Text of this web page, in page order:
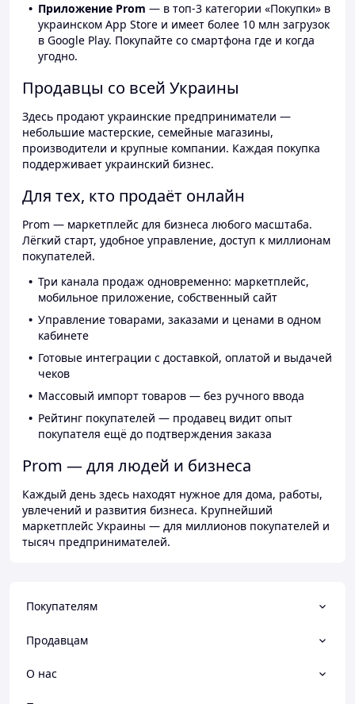
Приложение Prom — в топ-3 категории «Покупки» в
украинском App Store и имеет более 10 млн загрузок
в Google Play. Покупайте со смартфона где и когда
угодно.
Продавцы со всей Украины
Здесь продают украинские предприниматели —
небольшие мастерские, семейные магазины,
производители и крупные компании. Каждая покупка
поддерживает украинский бизнес.
Для тех, кто продаёт онлайн
Prom — маркетплейс для бизнеса любого масштаба.
Лёгкий старт, удобное управление, доступ к миллионам
покупателей.
Три канала продаж одновременно: маркетплейс,
мобильное приложение, собственный сайт
Управление товарами, заказами и ценами в одном
кабинете
Готовые интеграции с доставкой, оплатой и выдачей
чеков
Массовый импорт товаров — без ручного ввода
Рейтинг покупателей — продавец видит опыт
покупателя ещё до подтверждения заказа
Prom — для людей и бизнеса
Каждый день здесь находят нужное для дома, работы,
увлечений и развития бизнеса. Крупнейший
маркетплейс Украины — для миллионов покупателей и
тысяч предпринимателей.
Покупателям
Продавцам
О нас